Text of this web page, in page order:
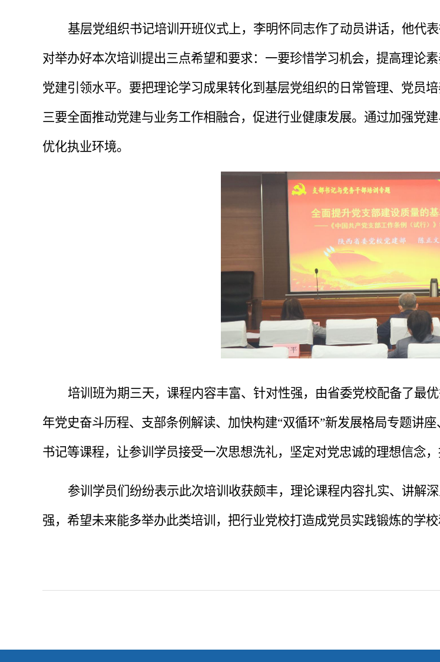
基层党组织书记培训开班仪式上，李明怀同志作了动员讲话，他代
对举办好本次培训提出三点希望和要求：一要珍惜学习机会，提高理论
党建引领水平。要把理论学习成果转化到基层党组织的日常管理、党员
三要全面推动党建与业务工作相融合，促进行业健康发展。通过加强党
优化执业环境。
培训班为期三天，课程内容丰富、针对性强，由省委党校配备了最
年党史奋斗历程、支部条例解读、加快构建“双循环”新发展格局专题讲
书记等课程，让参训学员接受一次思想洗礼，坚定对党忠诚的理想信念
参训学员们纷纷表示此次培训收获颇丰，理论课程内容扎实、讲解
强，希望未来能多举办此类培训，把行业党校打造成党员实践锻炼的学校